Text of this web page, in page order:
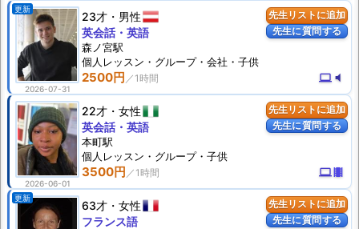
先生リストに追加
先生に質問する
更新
2026-07-31
23才 男性
2500円 computer volume_mute
英会話・英語
森ノ宮駅
個人 レッスン ・グループ・会社・子供
先生リストに追加
先生に質問する
2026-06-01
22才 女性
3500円 computertheaters
英会話・英語
本町駅
個人 レッスン ・グループ・子供
先生リストに追加
先生に質問する
更新
63才 女性
フランス語